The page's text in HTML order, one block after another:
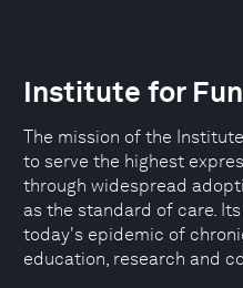
Institute for
The mission of the
to serve the highest
through widespread
as the standard of care.
today's epidemic of
education, research and